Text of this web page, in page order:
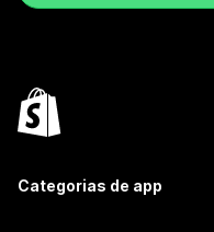
Categorias de app